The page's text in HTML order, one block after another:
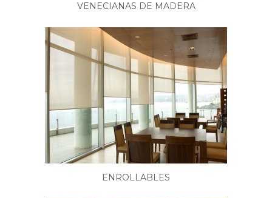
VENECIANAS DE MADERA
ENROLLABLES